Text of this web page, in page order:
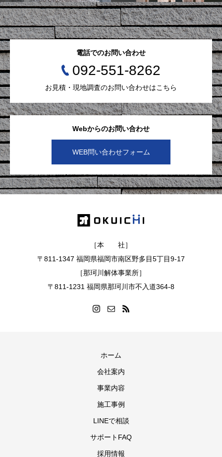
Webからのお問い合わせ
WEB問い合わせフォーム
電話でのお問い合わせ
092-551-8262
お見積・現地調査のお問い合わせはこちら
［本 社］
〒811-1347 福岡県福岡市南区野多目5丁目9-17
［那珂川解体事業所］
〒811-1231 福岡県那珂川市不入道364-8
ホーム
会社案内
事業内容
施工事例
LINEで相談
サポートFAQ
採用情報